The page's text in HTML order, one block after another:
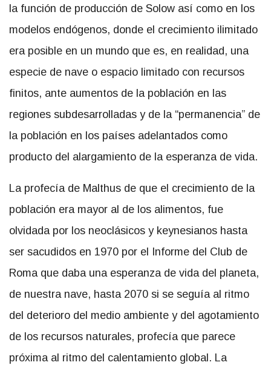
la función de producción de Solow así como en los
modelos endógenos, donde el crecimiento ilimitado
era posible en un mundo que es, en realidad, una
especie de nave o espacio limitado con recursos
finitos, ante aumentos de la población en las
regiones subdesarrolladas y de la “permanencia” de
la población en los países adelantados como
producto del alargamiento de la esperanza de vida.
La profecía de Malthus de que el crecimiento de la
población era mayor al de los alimentos, fue
olvidada por los neoclásicos y keynesianos hasta
ser sacudidos en 1970 por el Informe del Club de
Roma que daba una esperanza de vida del planeta,
de nuestra nave, hasta 2070 si se seguía al ritmo
del deterioro del medio ambiente y del agotamiento
de los recursos naturales, profecía que parece
próxima al ritmo del calentamiento global. La